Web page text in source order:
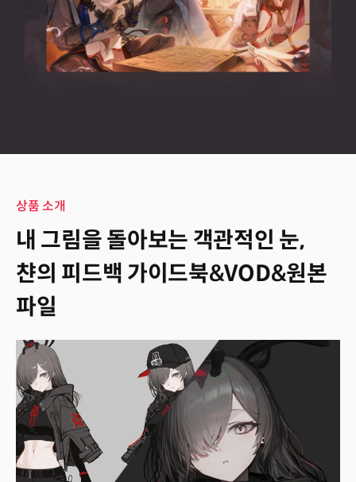
상품 소개
내 그림을 돌아보는 객관적인 눈,
챤의 피드백 가이드북&VOD&원본
파일